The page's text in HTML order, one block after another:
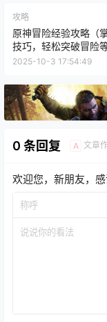
攻略
原神冒险经验攻略（
技巧，轻松突破冒险
颈）
2025-10-3 17:54:49
0 条回复 A 文章
欢迎您，新朋友，感